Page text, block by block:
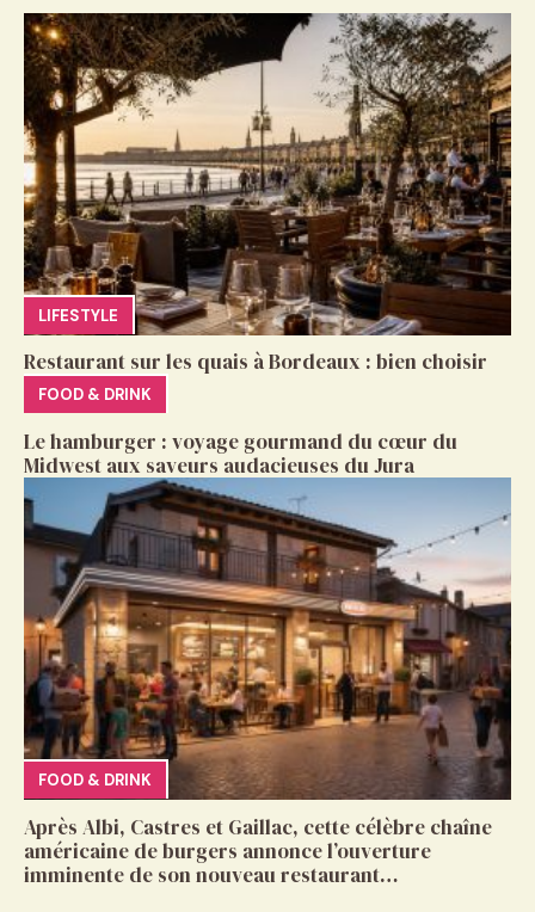
LIFESTYLE
Restaurant sur les quais à Bordeaux : bien choisir
FOOD & DRINK
Le hamburger : voyage gourmand du cœur du
Midwest aux saveurs audacieuses du Jura
FOOD & DRINK
Après Albi, Castres et Gaillac, cette célèbre chaîne
américaine de burgers annonce l’ouverture
imminente de son nouveau restaurant…